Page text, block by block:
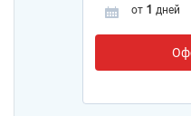
от 1 дней